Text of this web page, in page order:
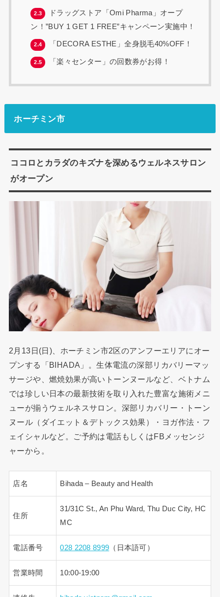
2.3
ドラッグストア「Omi Pharma」オープ
ン！”BUY 1 GET 1 FREE”キャンペーン実施中！
2.4 「DECORA ESTHE」全身脱毛40%OFF！
2.5 「楽々センター」の回数券がお得！
ホーチミン市
ココロとカラダのキズナを深めるウェルネスサロン
がオープン
2月13日(日)、ホーチミン市2区のアンフーエリアにオー
プンする「BIHADA」。生体電流の深部リカバリーマッ
サージや、燃焼効果が高いトーンヌールなど、ベトナム
では珍しい日本の最新技術を取り入れた豊富な施術メニ
ューが揃うウェルネスサロン。深部リカバリー・トーン
ヌール（ダイエット＆デトックス効果）・ヨガ作法・フ
ェイシャルなど。ご予約は電話もしくはFBメッセンジ
ャーから。
店名 Bihada – Beauty and Health
住所
31/31C St., An Phu Ward, Thu Duc City, HC
MC
電話番号 028 2208 8999 （日本語可）
営業時間 10:00-19:00